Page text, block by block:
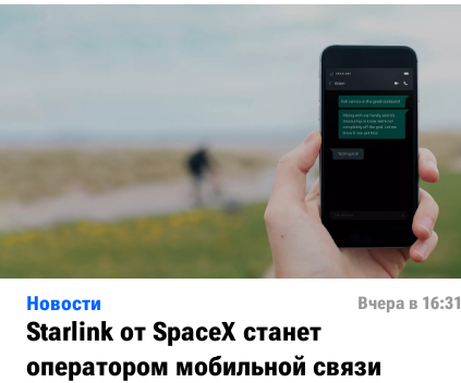
Новости Вчера в 16:31
Starlink от SpaceX станет
оператором мобильной связи